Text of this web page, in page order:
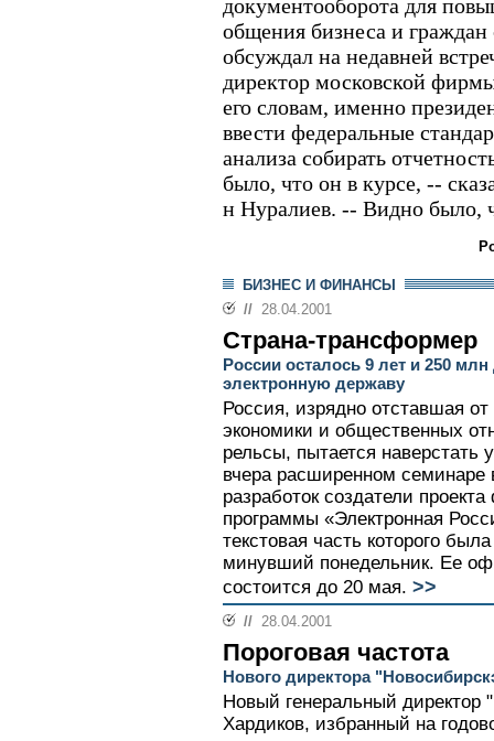
документооборота для
общения бизнеса и граждан
обсуждал на недавней
директор московской
его словам, именно
ввести федеральные
анализа собирать
было, что он в курсе, --
н Нуралиев. -- Видно было,
БИЗНЕС И ФИНАНСЫ
// 28.04.2001
Страна-трансформер
России осталось 9 лет и 250
электронную державу
Россия, изрядно отставшая
экономики и общественных
рельсы, пытается
вчера расширенном семинаре
разработок создатели
программы «Электронная
текстовая часть которого
минувший понедельник. Ее
состоится до 20 мая. >>
// 28.04.2001
Пороговая частота
Нового директора
Новый генеральный директор
Хардиков, избранный на